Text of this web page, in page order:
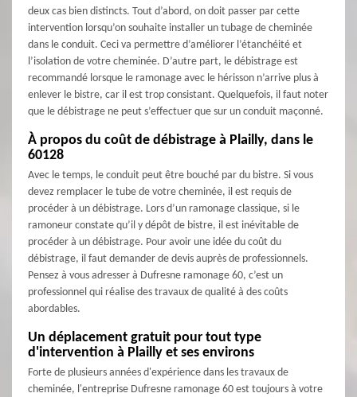
deux cas bien distincts. Tout d’abord, on doit passer par cette
intervention lorsqu’on souhaite installer un tubage de cheminée
dans le conduit. Ceci va permettre d’améliorer l’étanchéité et
l’isolation de votre cheminée. D’autre part, le débistrage est
recommandé lorsque le ramonage avec le hérisson n’arrive plus à
enlever le bistre, car il est trop consistant. Quelquefois, il faut noter
que le débistrage ne peut s’effectuer que sur un conduit maçonné.
À propos du coût de débistrage à Plailly, dans le
60128
Avec le temps, le conduit peut être bouché par du bistre. Si vous
devez remplacer le tube de votre cheminée, il est requis de
procéder à un débistrage. Lors d’un ramonage classique, si le
ramoneur constate qu’il y dépôt de bistre, il est inévitable de
procéder à un débistrage. Pour avoir une idée du coût du
débistrage, il faut demander de devis auprès de professionnels.
Pensez à vous adresser à Dufresne ramonage 60, c’est un
professionnel qui réalise des travaux de qualité à des coûts
abordables.
Un déplacement gratuit pour tout type
d'intervention à Plailly et ses environs
Forte de plusieurs années d'expérience dans les travaux de
cheminée, l'entreprise Dufresne ramonage 60 est toujours à votre